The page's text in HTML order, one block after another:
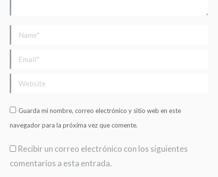
Name *
Email *
Website
Guarda mi nombre, correo electrónico y sitio web en este
navegador para la próxima vez que comente.
Recibir un correo electrónico con los siguientes
comentarios a esta entrada.